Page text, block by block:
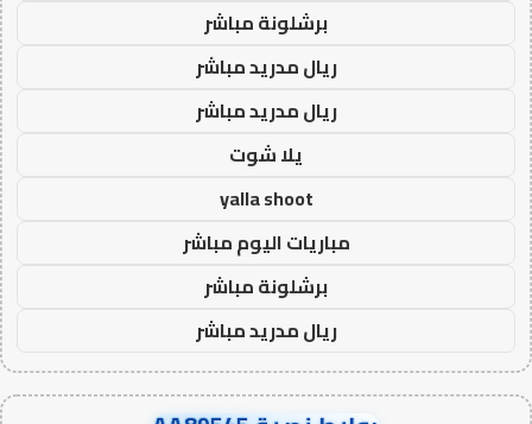
برشلونة مباشر
ريال مدريد مباشر
ريال مدريد مباشر
يلا شوت
yalla shoot
مباريات اليوم مباشر
برشلونة مباشر
ريال مدريد مباشر